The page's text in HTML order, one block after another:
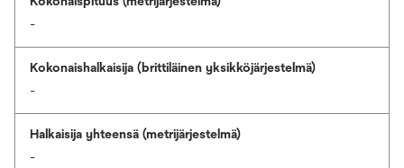
-
Kokonaishalkaisija (brittiläinen yksikköjärjestelmä)
-
Halkaisija yhteensä (metrijärjestelmä)
-